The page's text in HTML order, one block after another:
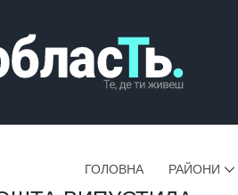
ГОЛОВНА РАЙОНИ